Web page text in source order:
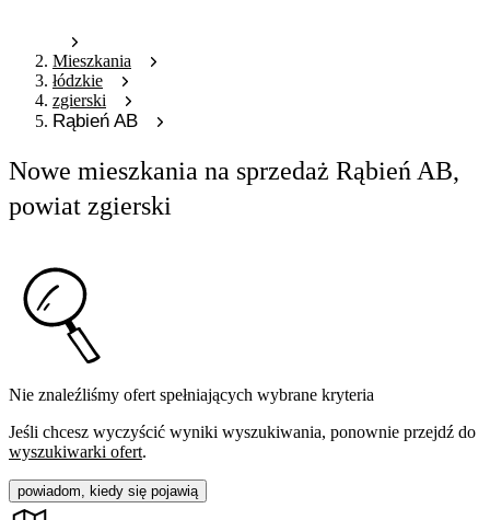
Mieszkania
łódzkie
zgierski
Rąbień AB
Nowe mieszkania na sprzedaż Rąbień AB,
powiat zgierski
Nie znaleźliśmy ofert spełniających wybrane kryteria
Jeśli chcesz wyczyścić wyniki wyszukiwania, ponownie przejdź do
wyszukiwarki ofert.
powiadom, kiedy się pojawią